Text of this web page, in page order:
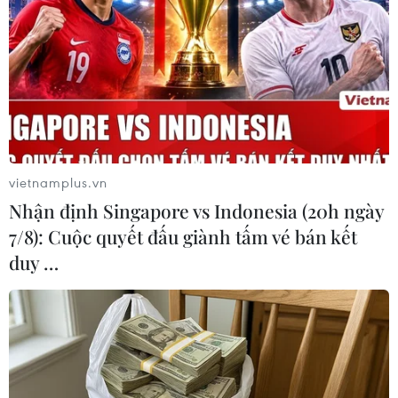
Theo dõi VietnamPlus
TIN LIÊN QUAN
vietnamplus.vn
Nhận định Singapore vs Indonesia (20h ngày
7/8): Cuộc quyết đấu giành tấm vé bán kết
duy …